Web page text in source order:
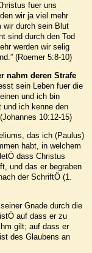
fuer uns
wir ja viel mehr
wir durch sein Blut
sind durch den Tod
werden wir selig
(Roemer 5:8-10)
nahm deren Strafe
sein Leben fuer die
und ich bin
und ich kenne den
10:12-15)
das ich (Paulus)
habt, in welchem
dass Christus
und das er begraben
der SchriftÖ (1.
Gnade durch die
auf dass er zu
gilt; auf dass er
des Glaubens an